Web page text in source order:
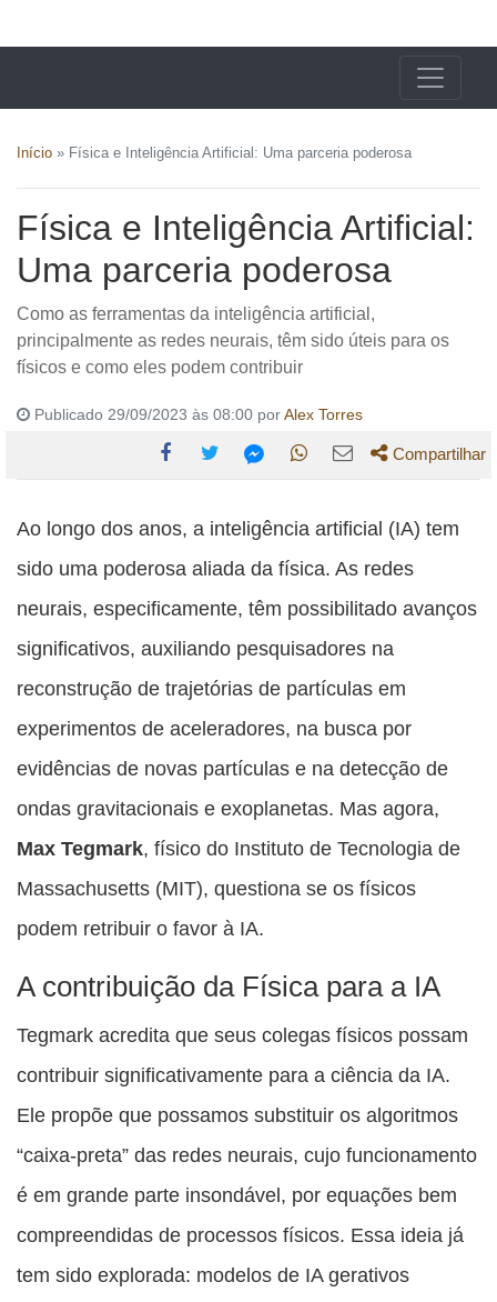
Início » Física e Inteligência Artificial: Uma parceria poderosa
Física e Inteligência Artificial:
Uma parceria poderosa
Como as ferramentas da inteligência artificial,
principalmente as redes neurais, têm sido úteis para os
físicos e como eles podem contribuir
Publicado 29/09/2023 às 08:00 porAlex Torres
esta
publicação
Facebook
esta
publicação
Twitter
esta
publicação
com
esta
publicação
esta
publicação
Compartilhar
Ao longo dos anos, a inteligência artificial (IA) tem
sido uma poderosa aliada da física. As redes
neurais, especificamente, têm possibilitado avanços
significativos, auxiliando pesquisadores na
reconstrução de trajetórias de partículas em
experimentos de aceleradores, na busca por
evidências de novas partículas e na detecção de
ondas gravitacionais e exoplanetas. Mas agora,
Max Tegmark, físico do Instituto de Tecnologia de
Massachusetts (MIT), questiona se os físicos
podem retribuir o favor à IA.
A contribuição da Física para a IA
Tegmark acredita que seus colegas físicos possam
contribuir significativamente para a ciência da IA.
Ele propõe que possamos substituir os algoritmos
“caixa-preta” das redes neurais, cujo funcionamento
é em grande parte insondável, por equações bem
compreendidas de processos físicos. Essa ideia já
tem sido explorada: modelos de IA gerativos